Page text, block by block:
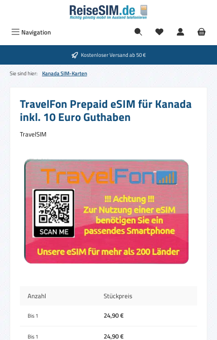
Zum Hauptinhalt springen
Navigation
Kostenloser Versand ab 50 €
Sie sind hier: Kanada SIM-Karten
TravelFon Prepaid eSIM für Kanada
inkl. 10 Euro Guthaben
TravelSIM
Bildergalerie überspringen
Anzahl Stückpreis
Bis1 24,90 €
Bis1 24,90 €